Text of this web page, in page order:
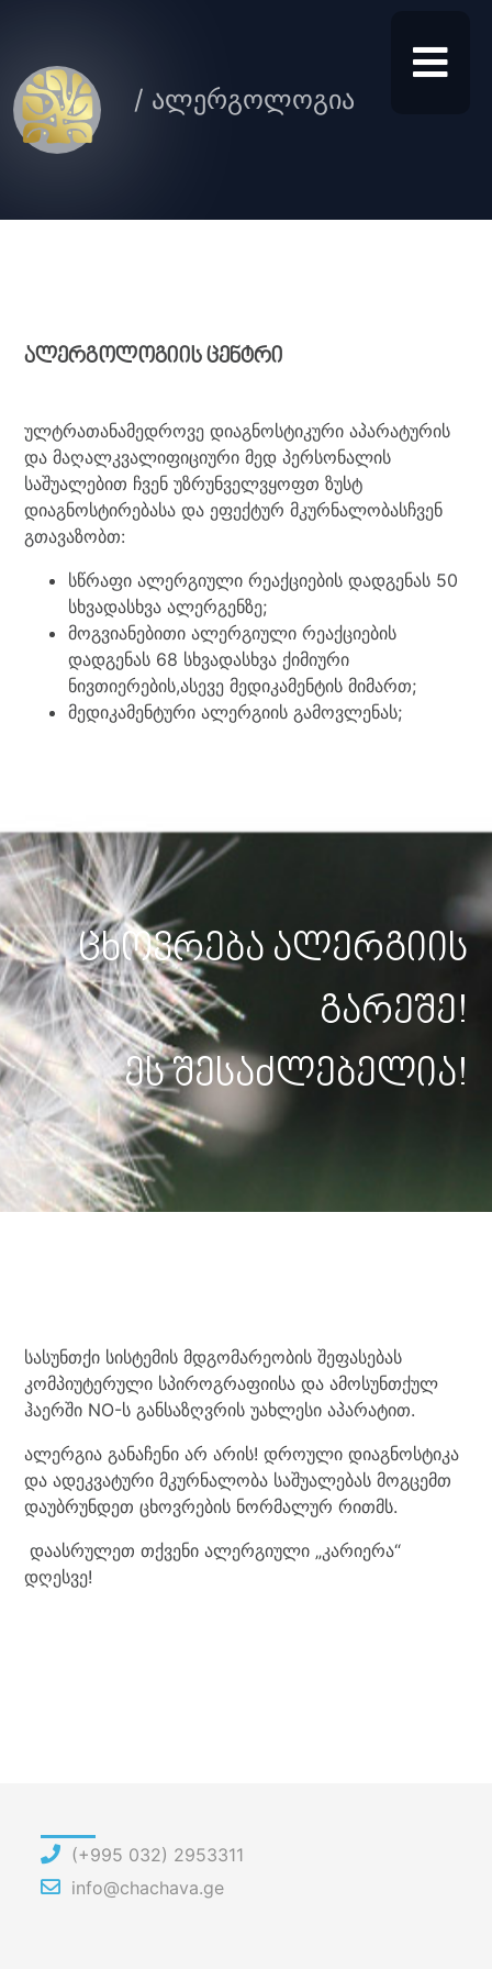
/ ალერგოლოგია
ალერგოლოგიის ცენტრი
ულტრათანამედროვე დიაგნოსტიკური აპარატურის
და მაღალკვალიფიციური მედ პერსონალის
საშუალებით ჩვენ უზრუნველვყოფთ ზუსტ
დიაგნოსტირებასა და ეფექტურ მკურნალობასჩვენ
გთავაზობთ:
სწრაფი ალერგიული რეაქციების დადგენას 50
სხვადასხვა ალერგენზე;
მოგვიანებითი ალერგიული რეაქციების
დადგენას 68 სხვადასხვა ქიმიური
ნივთიერების,ასევე მედიკამენტის მიმართ;
მედიკამენტური ალერგიის გამოვლენას;
ცხოვრება ალერგიის
გარეშე!
ეს შესაძლებელია!
სასუნთქი სისტემის მდგომარეობის შეფასებას
კომპიუტერული სპიროგრაფიისა და ამოსუნთქულ
ჰაერში NO-ს განსაზღვრის უახლესი აპარატით.
ალერგია განაჩენი არ არის! დროული დიაგნოსტიკა
და ადეკვატური მკურნალობა საშუალებას მოგცემთ
დაუბრუნდეთ ცხოვრების ნორმალურ რითმს.
დაასრულეთ თქვენი ალერგიული „კარიერა“
დღესვე!
(+995 032) 2953311
info@chachava.ge